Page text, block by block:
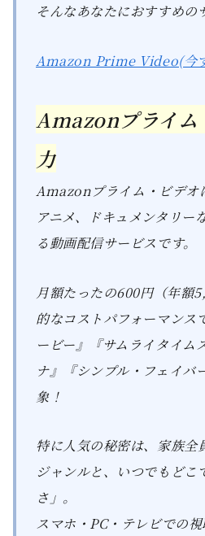
そんなあなたにおすすめ
Amazon Prime Video(今
Amazonプライム
力
Amazonプライム・ビデオ
アニメ、ドキュメンタリー
る動画配信サービスです。
月額たったの600円（年額
的なコストパフォーマンス
ービー』『サムライタイム
ナ』『シンプル・フェイバ
象！
特に人気の秘密は、家族全
ジャンルと、いつでもどこ
さ」。
スマホ・PC・テレビでの